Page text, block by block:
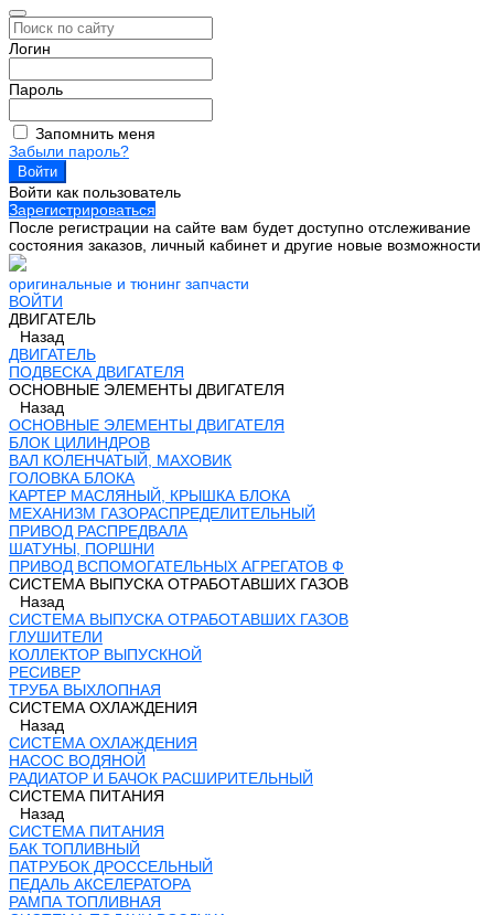
Логин
Пароль
Запомнить меня
Забыли пароль?
Войти как пользователь
Зарегистрироваться
После регистрации на сайте вам будет доступно отслеживание
состояния заказов, личный кабинет и другие новые возможности
оригинальные и тюнинг запчасти
ВОЙТИ
ДВИГАТЕЛЬ
Назад
ДВИГАТЕЛЬ
ПОДВЕСКА ДВИГАТЕЛЯ
ОСНОВНЫЕ ЭЛЕМЕНТЫ ДВИГАТЕЛЯ
Назад
ОСНОВНЫЕ ЭЛЕМЕНТЫ ДВИГАТЕЛЯ
БЛОК ЦИЛИНДРОВ
ВАЛ КОЛЕНЧАТЫЙ, МАХОВИК
ГОЛОВКА БЛОКА
КАРТЕР МАСЛЯНЫЙ, КРЫШКА БЛОКА
МЕХАНИЗМ ГАЗОРАСПРЕДЕЛИТЕЛЬНЫЙ
ПРИВОД РАСПРЕДВАЛА
ШАТУНЫ, ПОРШНИ
ПРИВОД ВСПОМОГАТЕЛЬНЫХ АГРЕГАТОВ Ф
СИСТЕМА ВЫПУСКА ОТРАБОТАВШИХ ГАЗОВ
Назад
СИСТЕМА ВЫПУСКА ОТРАБОТАВШИХ ГАЗОВ
ГЛУШИТЕЛИ
КОЛЛЕКТОР ВЫПУСКНОЙ
РЕСИВЕР
ТРУБА ВЫХЛОПНАЯ
СИСТЕМА ОХЛАЖДЕНИЯ
Назад
СИСТЕМА ОХЛАЖДЕНИЯ
НАСОС ВОДЯНОЙ
РАДИАТОР И БАЧОК РАСШИРИТЕЛЬНЫЙ
СИСТЕМА ПИТАНИЯ
Назад
СИСТЕМА ПИТАНИЯ
БАК ТОПЛИВНЫЙ
ПАТРУБОК ДРОССЕЛЬНЫЙ
ПЕДАЛЬ АКСЕЛЕРАТОРА
РАМПА ТОПЛИВНАЯ